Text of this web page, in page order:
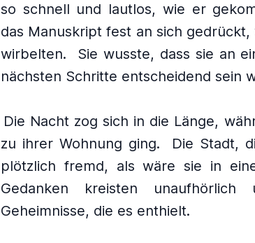
so schnell und lautlos, wie er
das Manuskript fest an sich
wirbelten.
Sie wusste, dass sie an
nächsten Schritte entscheidend sein
Die Nacht zog sich in die Länge,
zu ihrer Wohnung ging.
Die Stadt,
plötzlich fremd, als wäre sie in
Gedanken kreisten
Geheimnisse, die es enthielt.